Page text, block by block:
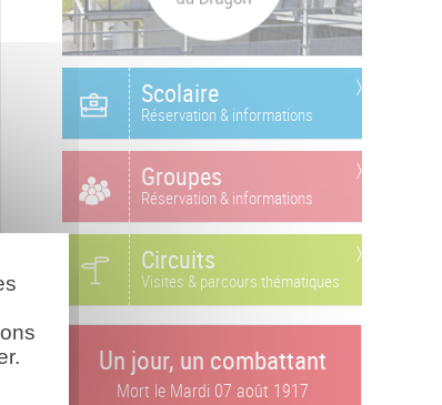
Scolaire
Réservation & informations
Groupes
Réservation & informations
Circuits
Visites & parcours thématiques
Un jour, un combattant
Mort le Mardi 07 août 1917